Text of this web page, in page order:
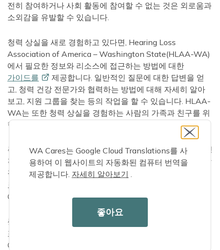
전히 참여하거나 사회 활동에 참여할 수 없는 것은 외로움과
소외감을 유발할 수 있습니다.
청력 상실을 새로 경험하고 있다면, Hearing Loss
Association of America – Washington State(HLAA-WA)
에서 필요한 정보와 리소스에 접근하는 방법에 대한
가이드를
제공합니다. 일반적인 질문에 대한 답변을 얻
고, 청력 건강 전문가와 협력하는 방법에 대해 자세히 알아
보고, 지원 그룹을 찾는 등의 작업을 할 수 있습니다. HLAA-
WA는 또한 청력 상실을 경험하는 사람의 가족과 친구를 위
한
주 청각장애인 및 난청인 사무소는워싱턴의 청각장애인, 청
각장애맹인, 청각장애인, 청각장애인, 청각장애인, 후기 청각
장애인 및 언어장애인, 그 가족 및 서비스 제공자를 위한 프
로그램과 서비스를 제공합니다. 이러한 서비스는 의사 소통
에 지원이 필요한 일반 대중에게도 도움이 될 수 있습니다.
증폭 전화기, 특수 앱과 보조 기술이 있는 iPhone 및 iPad를
포함하여 광범위한 장비와 서비스를 받을 수 있습니다. 다음
에 대한 자세한 정보를 얻으세요:
WA Cares는 Google Cloud Translations를 사
용하여 이 웹사이트의 자동화된 컴퓨터 번역을
제공합니다. 자세히 알아보기
좋아요